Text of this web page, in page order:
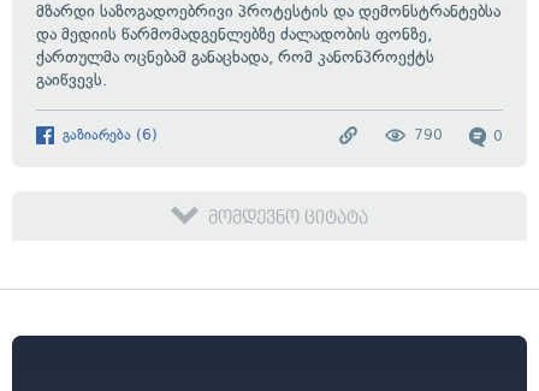
მზარდი საზოგადოებრივი პროტესტის და დემონსტრანტებსა
და მედიის წარმომადგენლებზე ძალადობის ფონზე,
ქართულმა ოცნებამ განაცხადა, რომ კანონპროექტს
გაიწვევს.
გაზიარება (6) 0
790
მომდევნო ციტატა